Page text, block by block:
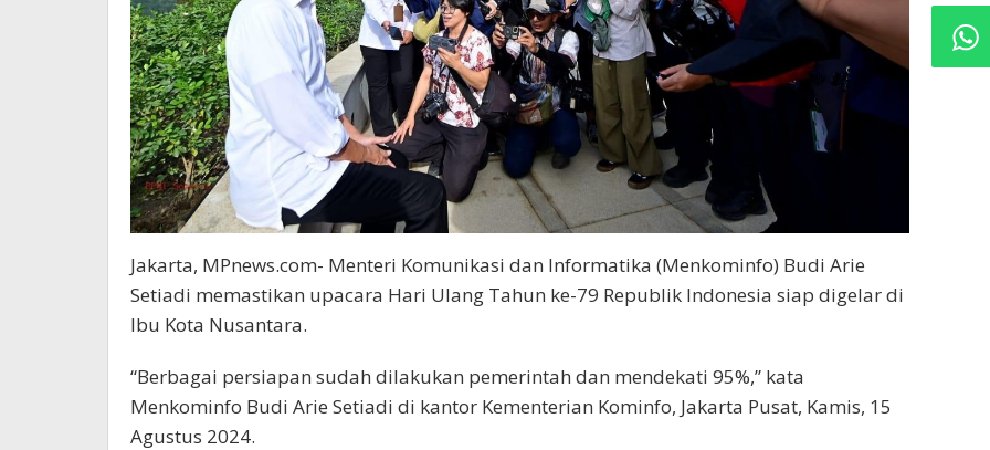
Jakarta, MPnews.com- Menteri Komunikasi dan Informatika (Menkominfo) Budi Arie
Setiadi memastikan upacara Hari Ulang Tahun ke-79 Republik Indonesia siap digelar di
Ibu Kota Nusantara.
“Berbagai persiapan sudah dilakukan pemerintah dan mendekati 95%,” kata
Menkominfo Budi Arie Setiadi di kantor Kementerian Kominfo, Jakarta Pusat, Kamis, 15
Agustus 2024.